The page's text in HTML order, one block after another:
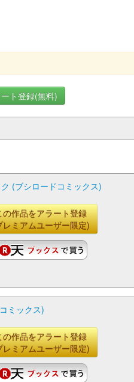
ト登録(無料)
(ブシロードコミックス)
の作品をアラート登録
レミアムユーザー限定)
ミックス)
の作品をアラート登録
レミアムユーザー限定)